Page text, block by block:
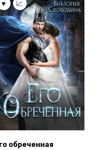
обреченная